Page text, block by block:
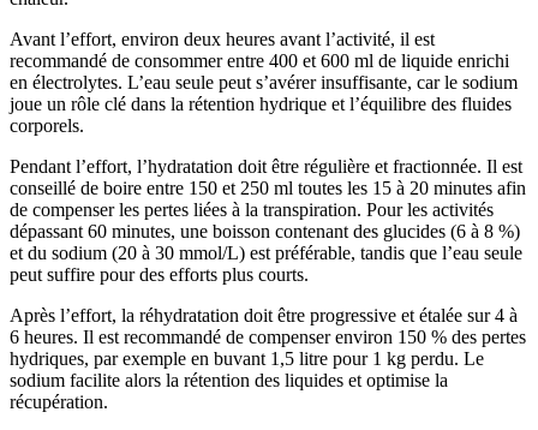
Avant l’effort, environ deux heures avant l’activité, il est
recommandé de consommer entre 400 et 600 ml de liquide enrichi
en électrolytes. L’eau seule peut s’avérer insuffisante, car le sodium
joue un rôle clé dans la rétention hydrique et l’équilibre des fluides
corporels.
Pendant l’effort, l’hydratation doit être régulière et fractionnée. Il est
conseillé de boire entre 150 et 250 ml toutes les 15 à 20 minutes afin
de compenser les pertes liées à la transpiration. Pour les activités
dépassant 60 minutes, une boisson contenant des glucides (6 à 8 %)
et du sodium (20 à 30 mmol/L) est préférable, tandis que l’eau seule
peut suffire pour des efforts plus courts.
Après l’effort, la réhydratation doit être progressive et étalée sur 4 à
6 heures. Il est recommandé de compenser environ 150 % des pertes
hydriques, par exemple en buvant 1,5 litre pour 1 kg perdu. Le
sodium facilite alors la rétention des liquides et optimise la
récupération.